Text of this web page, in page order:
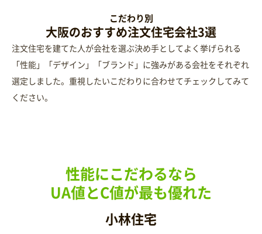
こだわり別
大阪のおすすめ注文住宅会社3選
注文住宅を建てた人が会社を選ぶ決め手としてよく挙げられる
「性能」「デザイン」「ブランド」に強みがある会社をそれぞれ
選定しました。重視したいこだわりに合わせてチェックしてみて
ください。
性能にこだわるなら
UA値とC値が最も優れた
小林住宅